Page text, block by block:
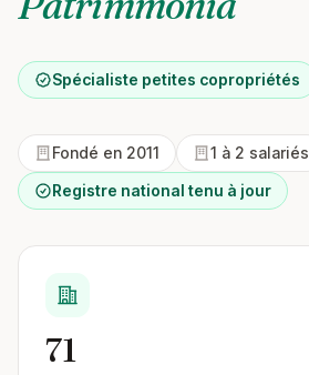
Spécialiste petites copropriétés
Fondé en 2011
1 à 2 salariés
Registre national tenu à jour
71